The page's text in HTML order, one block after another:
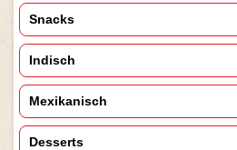
Snacks
Indisch
Mexikanisch
Desserts